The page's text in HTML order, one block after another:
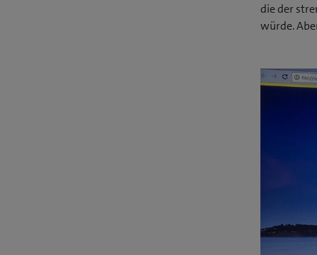
die der
würde.